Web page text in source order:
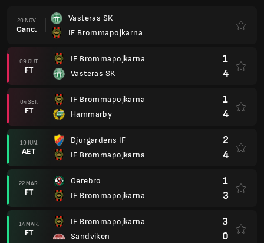
20 NOV.
Canc.
Vasteras SK
IF Brommapojkarna
09 OUT.
FT
IF Brommapojkarna
Vasteras SK
1
4
04 SET.
FT
IF Brommapojkarna
Hammarby
1
4
19 JUN.
AET
Djurgardens IF
IF Brommapojkarna
2
4
22 MAR.
FT
Oerebro
IF Brommapojkarna
1
3
14 MAR.
FT
IF Brommapojkarna
Sandviken
3
0